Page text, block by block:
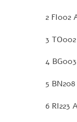
2 FI002
3
4
5
6 RI223